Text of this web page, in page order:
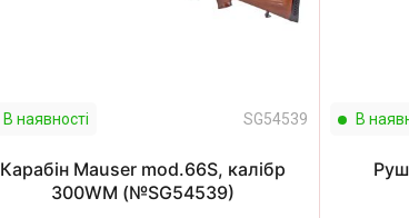
В наявності SG54539
Карабін Mauser mod.66S, калібр
300WM (№SG54539)
В